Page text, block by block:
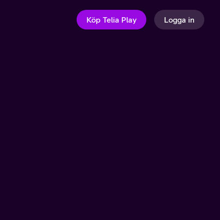
Köp Telia Play Logga in